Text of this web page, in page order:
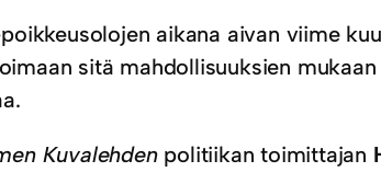
aikana aivan viime
sitä mahdollisuuksien
Kuvalehdenpolitiikan toimittajan